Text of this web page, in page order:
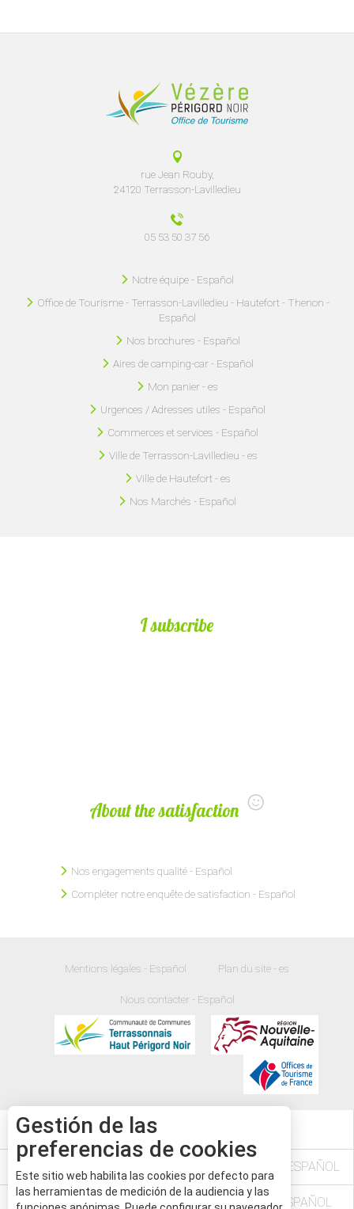
rue Jean Rouby,
24120 Terrasson-Lavilledieu
05 53 50 37 56
Notre équipe - Español
Office de Tourisme - Terrasson-Lavilledieu - Hautefort - Thenon -
Español
Nos brochures - Español
Aires de camping-car - Español
Mon panier - es
Urgences / Adresses utiles - Español
Commerces et services - Español
Ville de Terrasson-Lavilledieu - es
Ville de Hautefort - es
Nos Marchés - Español
I subscribe
About the satisfaction
Nos engagements qualité - Español
Compléter notre enquête de satisfaction - Español
Mentions légales - Español Plan du site - es
Nous contacter - Español
L'AGENDA DES FÊTES ET MANIFESTATIONS - ESPAÑOL
VÉZÈRE PÉRIGORD NOIR EN DORDOGNE - ESPAÑOL
Gestión de las
preferencias de cookies
Este sitio web habilita las cookies por defecto para
las herramientas de medición de la audiencia y las